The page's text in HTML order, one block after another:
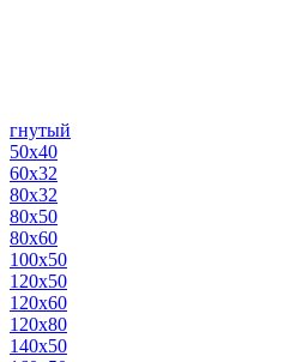
гнутый
50х40
60х32
80х32
80х50
80х60
100х50
120х50
120х60
120х80
140х50